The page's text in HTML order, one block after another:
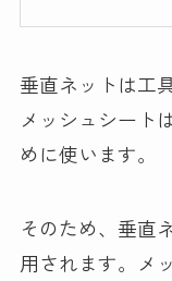
垂直ネットは工
メッシュシート
めに使います。
そのため、垂直
用されます。メ